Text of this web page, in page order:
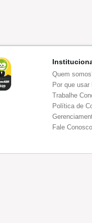
Quem
Por que usar
Trabalhe
Política de
Fale Conosco